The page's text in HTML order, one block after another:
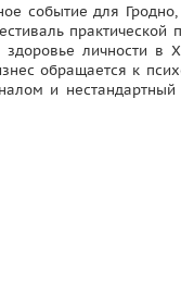
событие для Гродно,
практической
личности в
обращается к
и